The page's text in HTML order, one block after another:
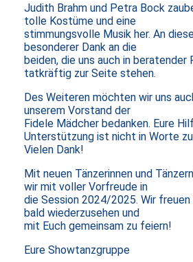
Judith Brahm und Petra Bock
tolle Kostüme und eine
stimmungsvolle Musik her. An
besonderer Dank an die
beiden, die uns auch in beratender
tatkräftig zur Seite stehen.
Des Weiteren möchten wir uns
unserem Vorstand der
Fidele Mädcher bedanken. Eure
Unterstützung ist nicht in Worte
Vielen Dank!
Mit neuen Tänzerinnen und
wir mit voller Vorfreude in
die Session 2024/2025. Wir freuen
bald wiederzusehen und
mit Euch gemeinsam zu feiern!
Eure Showtanzgruppe